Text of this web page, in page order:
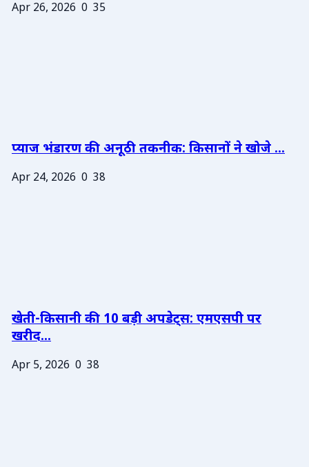
Apr 26, 2026 0 35
प्याज भंडारण की अनूठी तकनीक: किसानों ने खोजे ...
Apr 24, 2026 0 38
खेती-किसानी की 10 बड़ी अपडेट्स: एमएसपी पर
खरीद...
Apr 5, 2026 0 38